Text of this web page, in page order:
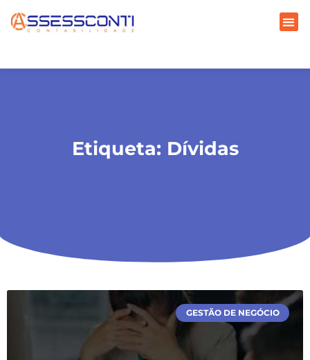
Etiqueta: Dívidas
GESTÃO DE NEGÓCIO